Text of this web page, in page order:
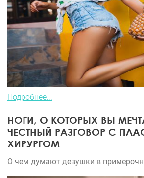
Подробнее...
НОГИ, О КОТОРЫХ ВЫ
ЧЕСТНЫЙ РАЗГОВОР С
ХИРУРГОМ
О чем думают девушки в